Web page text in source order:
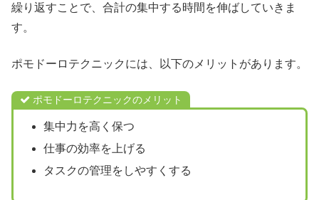
繰り返すことで、合計の集中する時間を伸ばしていきま
す。
ポモドーロテクニックには、以下のメリットがあります。
ポモドーロテクニックのメリット
集中力を高く保つ
仕事の効率を上げる
タスクの管理をしやすくする